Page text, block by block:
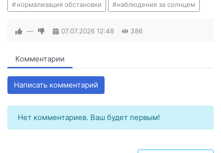
нормализация обстановки наблюдения за солнцем
— 07.07.2026 12:48 386
Комментарии
Написать комментарий
Нет комментариев. Ваш будет первым!